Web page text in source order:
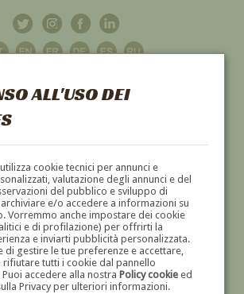
ALL'USO DEI
cookie tecnici per annunci e
valutazione degli annunci e del
del pubblico e sviluppo di
e/o accedere a informazioni su
Vorremmo anche impostare dei cookie
e di profilazione) per offrirti la
e inviarti pubblicità personalizzata.
di gestire le tue preferenze e accettare,
rifiutare tutti i cookie dal pannello
accedere alla nostra Policy cookieed
Privacy per ulteriori informazioni.
GALLERIAD'ARTE
E SCULTURE '800 E '900